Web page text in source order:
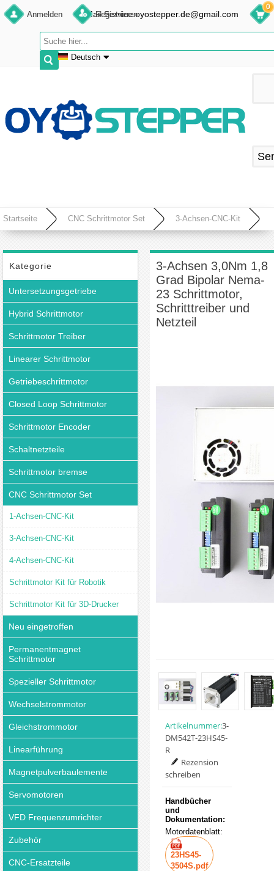
Anmelden Registrieren
Deutsch
Français
Español
E-Mail:Service.oyostepper.de@gmail.com
0
Startseite CNC Schrittmotor Set 3-Achsen-CNC-Kit
Kategorie
Untersetzungsgetriebe
Hybrid Schrittmotor
Schrittmotor Treiber
Linearer Schrittmotor
Getriebeschrittmotor
Closed Loop Schrittmotor
Schrittmotor Encoder
Schaltnetzteile
Schrittmotor bremse
CNC Schrittmotor Set
1-Achsen-CNC-Kit
3-Achsen-CNC-Kit
4-Achsen-CNC-Kit
Schrittmotor Kit für Robotik
Schrittmotor Kit für 3D-Drucker
Neu eingetroffen
Permanentmagnet
Schrittmotor
Spezieller Schrittmotor
Wechselstrommotor
Gleichstrommotor
Linearführung
Magnetpulverbaulemente
Servomotoren
VFD Frequenzumrichter
Zubehör
CNC-Ersatzteile
3-Achsen 3,0Nm 1,8
Grad Bipolar Nema-
23 Schrittmotor,
Schritttreiber und
Netzteil
Artikelnummer:3-
DM542T-23HS45-
R
Rezension
schreiben
Handbücher
und
Dokumentation:
Motordatenblatt:
23HS45-
3504S.pdf